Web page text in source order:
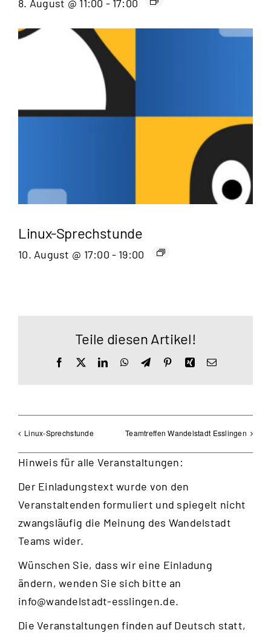
8. August @ 11:00 - 17:00
Linux-Sprechstunde
10. August @ 17:00 - 19:00
Teile diesen Artikel!
Facebook LinkedInWhatsApp
TelegramPinterestXingE-
Linux-Sprechstunde Teamtreffen Wandelstadt Esslingen
Hinweis für alle Veranstaltungen:
Der Einladungstext wurde von den
Veranstaltenden formuliert und spiegelt nicht
zwangsläufig die Meinung des Wandelstadt
Teams wider.
Wünschen Sie, dass wir eine Einladung
ändern, wenden Sie sich bitte an
info@wandelstadt-esslingen.de.
Die Veranstaltungen finden auf Deutsch statt,